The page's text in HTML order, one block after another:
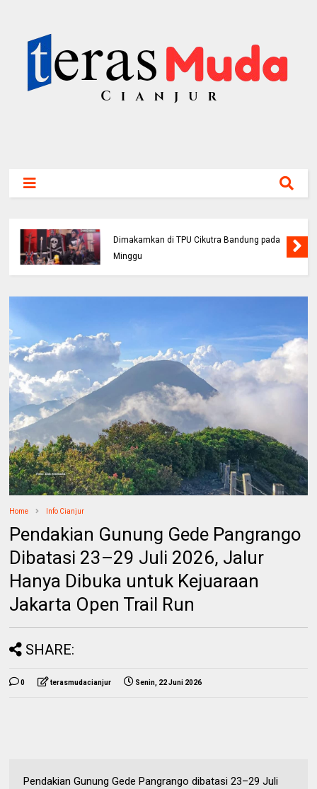
Dimakamkan di TPU Cikutra Bandung pada
Minggu
Home Info Cianjur
Pendakian Gunung Gede Pangrango
Dibatasi 23–29 Juli 2026, Jalur
Hanya Dibuka untuk Kejuaraan
Jakarta Open Trail Run
SHARE:
0 terasmudacianjur Senin, 22 Juni 2026
Pendakian Gunung Gede Pangrango dibatasi 23–29 Juli